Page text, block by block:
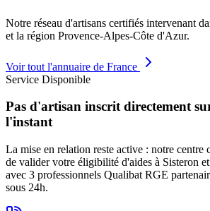
Notre réseau d'artisans certifiés intervenant
et la région Provence-Alpes-Côte d'Azur.
Voir tout l'annuaire de France
Service Disponible
Pas d'artisan inscrit directement
l'instant
La mise en relation reste active : notre centre
de valider votre éligibilité d'aides à Sisteron
avec 3 professionnels Qualibat RGE
sous 24h.